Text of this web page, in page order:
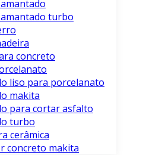
turbo
concreto
liso para porcelanato
makita
para cortar asfalto
turbo
cerâmica
concreto makita